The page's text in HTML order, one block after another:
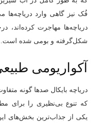
فُک نیز گاهی وارد دریاچه‌ها
دریاچه‌ها مهاجرت کرده‌اند،
شکل‌گرفته و بومی شده است.
آکواریومی
دریاچه بایکال صدها گونه‌
که تنوع بی‌نظیری را برای
یکی از جذاب‌ترین بخش‌های این